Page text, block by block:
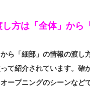
し方は「全体」から
ら「細部」の情報の渡し
て紹介されています。確
ープニングのシーンなど